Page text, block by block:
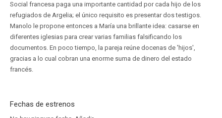
Social francesa paga una importante cantidad por cada hijo de los
refugiados de Argelia; el único requisito es presentar dos testigos.
Manolo le propone entonces a María una brillante idea: casarse en
diferentes iglesias para crear varias familias falsificando los
documentos. En poco tiempo, la pareja reúne docenas de 'hijos',
gracias a lo cual cobran una enorme suma de dinero del estado
francés.
Fechas de estrenos